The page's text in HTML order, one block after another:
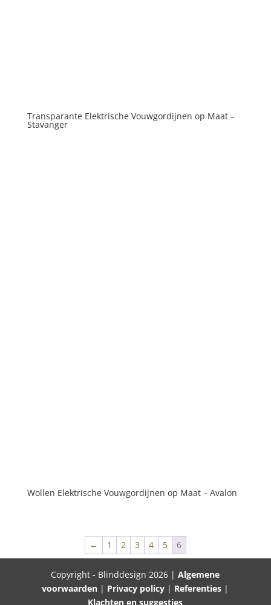
Transparante Elektrische Vouwgordijnen op Maat –
Stavanger
Wollen Elektrische Vouwgordijnen op Maat – Avalon
← 1 2 3 4 5 6
Copyright - Blinddesign 2026 |Algemene
voorwaarden | Privacy policy | Referenties |
Klachten en suggesties